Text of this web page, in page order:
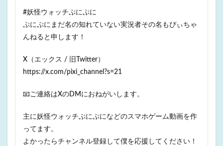
#妖怪ウォッチぷにぷに
ぷにぷにまだ名の知れていない実況者その名もぴぃちゃ
んねると申します！
X（エックス / 旧Twitter）
https://x.com/pixi_channel?s=21
📧ご連絡はXのDMにおねがいします。
主に妖怪ウォッチぷにぷになどのスマホゲーム動画を作
ってます。
よかったらチャンネル登録して僕を応援してください！